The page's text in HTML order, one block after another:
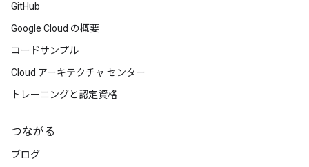
GitHub
Google Cloud の概要
コードサンプル
Cloud アーキテクチャ センター
トレーニングと認定資格
つながる
ブログ